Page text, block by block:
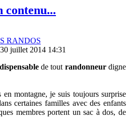
contenu...
RANDOS
juillet 2014 14:31
de tout randonneurdigne
montagne, je suis toujours surprise
certaines familles avec des enfants
membres portent un sac à dos, de